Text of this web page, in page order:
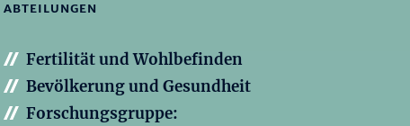
ABTEILUNGEN
Fertilität und Wohlbefinden
Bevölkerung und Gesundheit
Forschungsgruppe: